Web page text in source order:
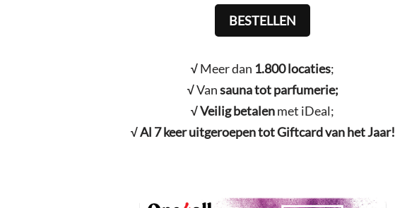
BESTELLEN
√Meer dan 1.800 locaties;
√Vansauna tot parfumerie;
√Veilig betalenmet iDeal;
√ Al 7 keer uitgeroepen tot Giftcard van het Jaar!